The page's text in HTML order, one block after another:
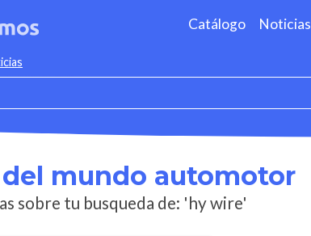
Catálogo Noticias
mundo automotor
sobre tu busqueda de: 'hy wire'